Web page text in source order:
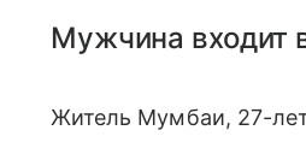
Мужчина входит
Житель Мумбаи, 27-